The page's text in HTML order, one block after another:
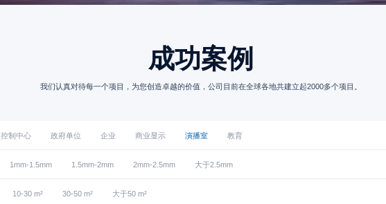
成功案例
我们认真对待每一个项目，为您创造卓越的价值，公司目前在全球各地共建立起2000多个项目。
控制中心 政府单位 企业 商业显示 演播室 教育
1mm-1.5mm 1.5mm-2mm 2mm-2.5mm 大于2.5mm
10-30 m² 30-50 m² 大于50 m²